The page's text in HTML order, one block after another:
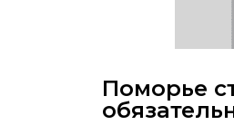
Поморье